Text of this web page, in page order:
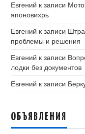
Евгений к записи
японовихрь
Евгений к записи
проблемы и решения
Евгений к записи
лодки без документов
Евгений к записи
ОБЪЯВЛЕНИЯ